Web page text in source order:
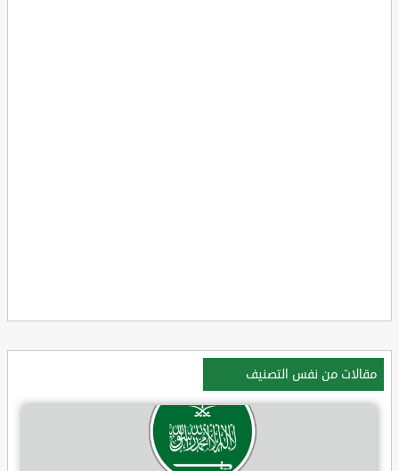
مقالات من نفس التصنيف